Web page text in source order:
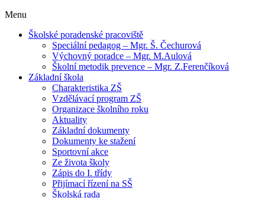
Menu
Školské poradenské pracoviště
Speciální pedagog – Mgr. Š. Čechurová
Výchovný poradce – Mgr. M.Aulová
Školní metodik prevence – Mgr. Z.Ferenčíková
Základní škola
Charakteristika ZŠ
Vzdělávací program ZŠ
Organizace školního roku
Aktuality
Základní dokumenty
Dokumenty ke stažení
Sportovní akce
Ze života školy
Zápis do I. třídy
Přijímací řízení na SŠ
Školská rada